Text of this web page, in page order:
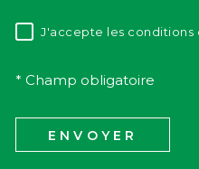
J'accepte les conditions
* Champ obligatoire
ENVOYER